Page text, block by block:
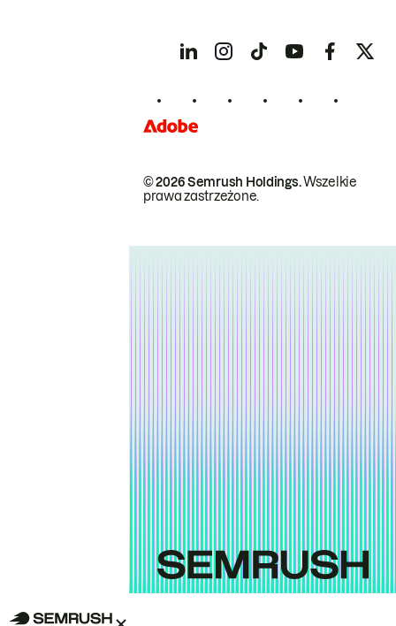
© 2026 Semrush Holdings.Wszelkie
prawa zastrzeżone.